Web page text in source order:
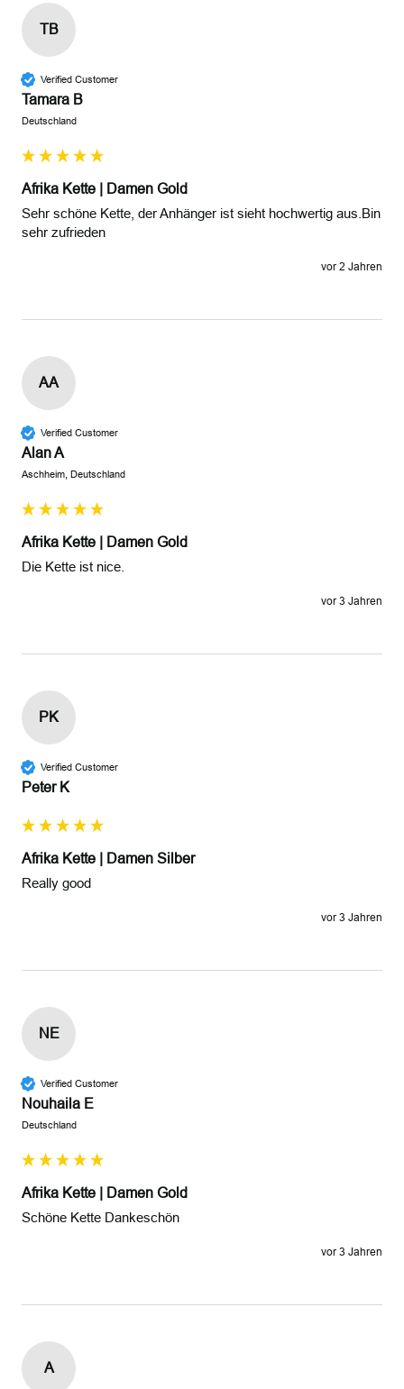
TB
Verified Customer
Tamara B
Deutschland
Afrika Kette | Damen Gold
Sehr schöne Kette, der Anhänger ist sieht hochwertig aus.Bin
sehr zufrieden
vor 2 Jahren
AA
Verified Customer
Alan A
Aschheim, Deutschland
Afrika Kette | Damen Gold
Die Kette ist nice.
vor 3 Jahren
PK
Verified Customer
Peter K
Afrika Kette | Damen Silber
Really good
vor 3 Jahren
NE
Verified Customer
Nouhaila E
Deutschland
Afrika Kette | Damen Gold
Schöne Kette Dankeschön
vor 3 Jahren
A